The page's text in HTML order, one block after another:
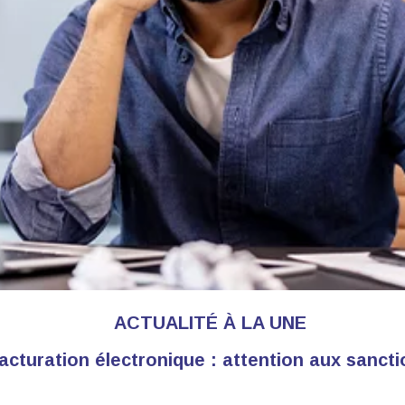
ACTUALITÉ À LA UNE
électronique : attention aux